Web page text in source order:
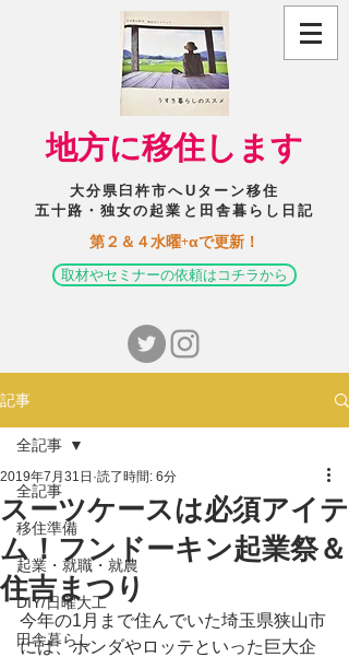
​地方に移住します
大分県臼杵市へUターン移住
五十路・独女の起業と田舎暮らし日記
​第２＆４水曜+αで更新！
取材やセミナーの依頼はコチラから
記事
全記事
移住準備
起業・就職・就農
DIY/日曜大工
田舎暮らし
全記事
スーツケースは必須アイテ
ム！フンドーキン起業祭＆
住吉まつり
2019年7月31日 読了時間: 6分
今年の1月まで住んでいた埼玉県狭山市
には、ホンダやロッテといった巨大企